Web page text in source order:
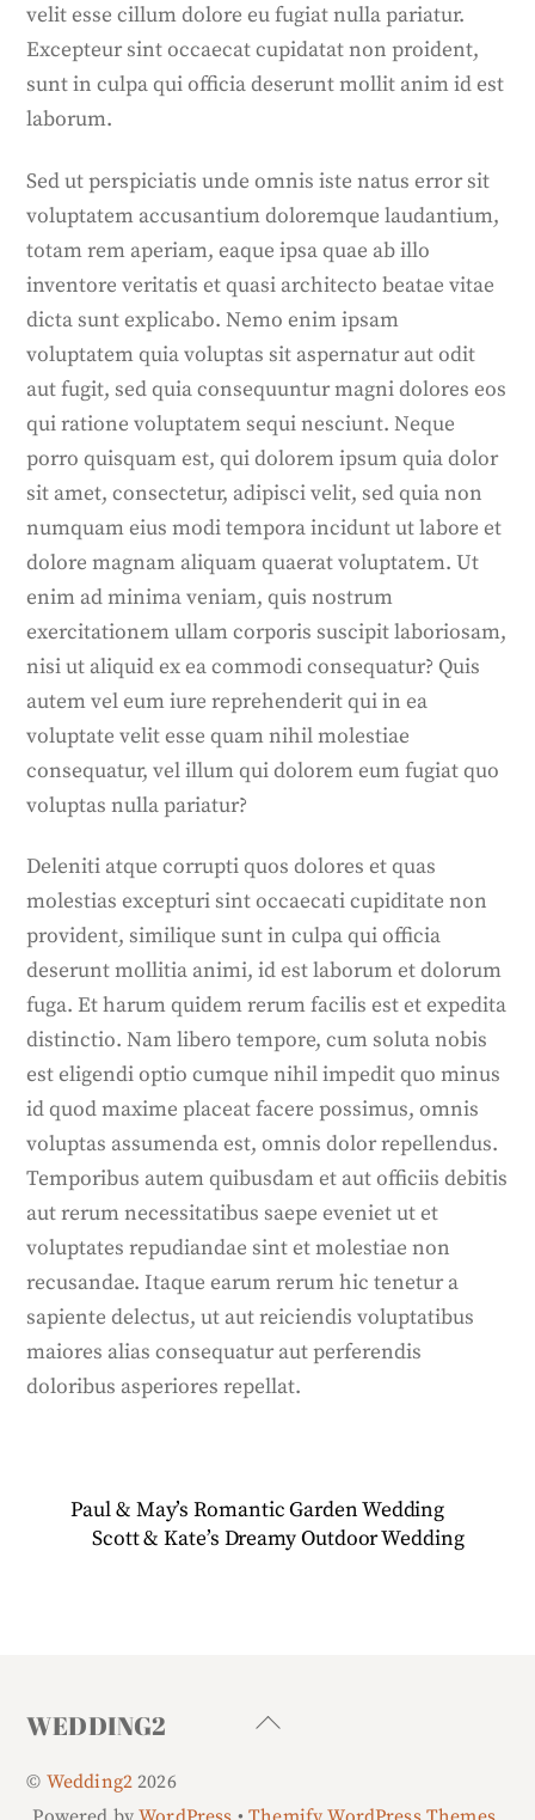
velit esse cillum dolore eu fugiat nulla pariatur.
Excepteur sint occaecat cupidatat non proident,
sunt in culpa qui officia deserunt mollit anim id est
laborum.
Sed ut perspiciatis unde omnis iste natus error sit
voluptatem accusantium doloremque laudantium,
totam rem aperiam, eaque ipsa quae ab illo
inventore veritatis et quasi architecto beatae vitae
dicta sunt explicabo. Nemo enim ipsam
voluptatem quia voluptas sit aspernatur aut odit
aut fugit, sed quia consequuntur magni dolores eos
qui ratione voluptatem sequi nesciunt. Neque
porro quisquam est, qui dolorem ipsum quia dolor
sit amet, consectetur, adipisci velit, sed quia non
numquam eius modi tempora incidunt ut labore et
dolore magnam aliquam quaerat voluptatem. Ut
enim ad minima veniam, quis nostrum
exercitationem ullam corporis suscipit laboriosam,
nisi ut aliquid ex ea commodi consequatur? Quis
autem vel eum iure reprehenderit qui in ea
voluptate velit esse quam nihil molestiae
consequatur, vel illum qui dolorem eum fugiat quo
voluptas nulla pariatur?
Deleniti atque corrupti quos dolores et quas
molestias excepturi sint occaecati cupiditate non
provident, similique sunt in culpa qui officia
deserunt mollitia animi, id est laborum et dolorum
fuga. Et harum quidem rerum facilis est et expedita
distinctio. Nam libero tempore, cum soluta nobis
est eligendi optio cumque nihil impedit quo minus
id quod maxime placeat facere possimus, omnis
voluptas assumenda est, omnis dolor repellendus.
Temporibus autem quibusdam et aut officiis debitis
aut rerum necessitatibus saepe eveniet ut et
voluptates repudiandae sint et molestiae non
recusandae. Itaque earum rerum hic tenetur a
sapiente delectus, ut aut reiciendis voluptatibus
maiores alias consequatur aut perferendis
doloribus asperiores repellat.
Paul & May’s Romantic Garden Wedding
Scott & Kate’s Dreamy Outdoor Wedding
Back
WEDDING2
© Wedding2 2026